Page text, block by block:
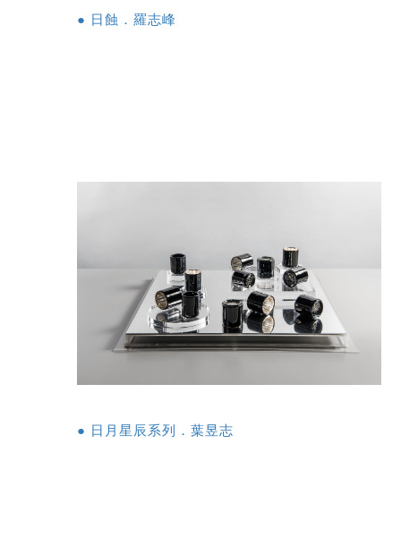
● 日蝕．羅志峰
● 日月星辰系列．葉昱志